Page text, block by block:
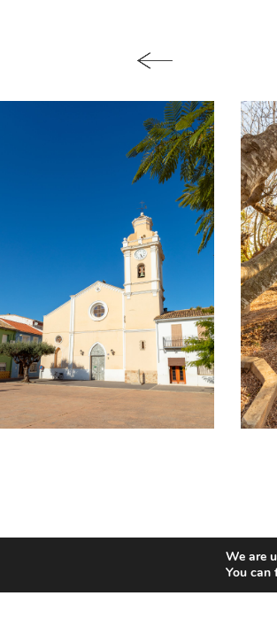
La cuina local és
elaborat amb
We are
You